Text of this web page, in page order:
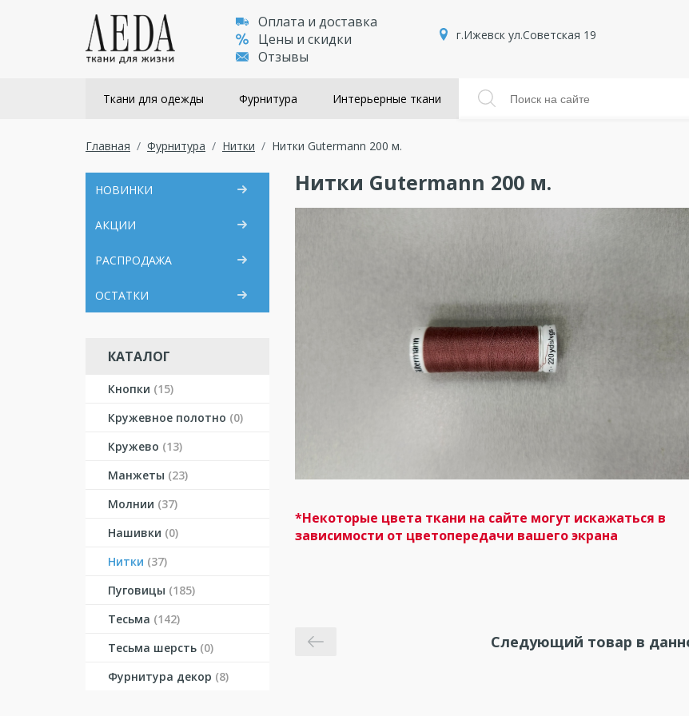
Оплата и доставка
Цены и скидки
Отзывы
г.Ижевск ул.Советская 19
Ткани для одежды Фурнитура Интерьерные ткани
Главная Фурнитура Нитки Нитки Gutermann 200 м.
НОВИНКИ
АКЦИИ
РАСПРОДАЖА
ОСТАТКИ
КАТАЛОГ
Кнопки (15)
Кружевное полотно (0)
Кружево (13)
Манжеты (23)
Молнии (37)
Нашивки (0)
Нитки (37)
Пуговицы (185)
Тесьма (142)
Тесьма шерсть (0)
Фурнитура декор (8)
Нитки Gutermann 200 м.
*Некоторые цвета ткани на сайте могут искажаться в
зависимости от цветопередачи вашего экрана
Следующий товар в